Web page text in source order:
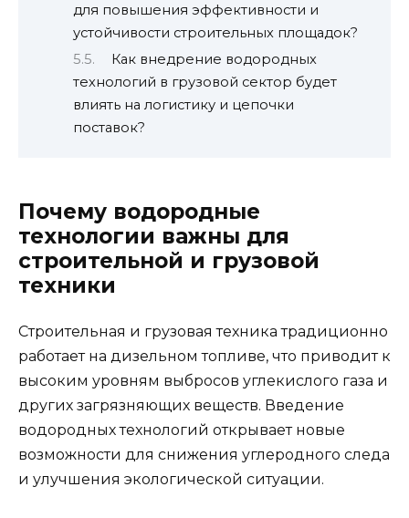
для повышения эффективности и
устойчивости строительных площадок?
Как внедрение водородных
технологий в грузовой сектор будет
влиять на логистику и цепочки
поставок?
Почему водородные
технологии важны для
строительной и грузовой
техники
Строительная и грузовая техника традиционно
работает на дизельном топливе, что приводит к
высоким уровням выбросов углекислого газа и
других загрязняющих веществ. Введение
водородных технологий открывает новые
возможности для снижения углеродного следа
и улучшения экологической ситуации.